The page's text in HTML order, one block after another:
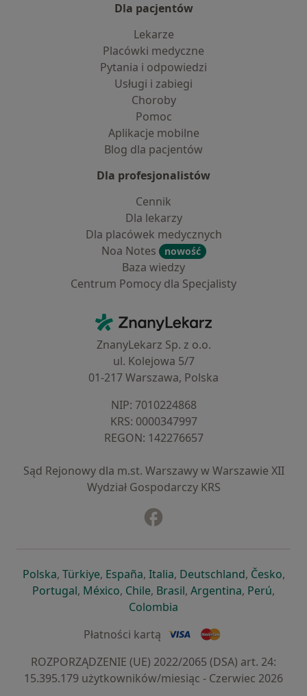
Dla pacjentów
Lekarze
Placówki medyczne
Pytania i odpowiedzi
Usługi i zabiegi
Choroby
Pomoc
Aplikacje mobilne
Blog dla pacjentów
Dla profesjonalistów
Cennik
Dla lekarzy
Dla placówek medycznych
Noa Notes
nowość
Baza wiedzy
Centrum Pomocy dla Specjalisty
ZnanyLekarz - Strona główna
ZnanyLekarz Sp. z o.o.
ul. Kolejowa 5/7
01-217 Warszawa, Polska
NIP: ⁠7010224868
KRS: ⁠0000347997
REGON: ⁠142276657
Sąd Rejonowy dla m.st. Warszawy w Warszawie XII
Wydział Gospodarczy KRS
Polskaotwiera się w nowej karcie
, Türkiyeotwiera się w nowej karcie
, Españaotwiera się w nowej karcie
, Italiaotwiera się w nowej
, Deutschlandotwiera się
, Česko,
Portugalotwiera się w nowej karcie
, Méxicootwiera się w nowej karcie
, Chileotwiera się w nowej karcie
, Brasilotwiera się w nowej
, Argentinaotwiera się
, Perú,
Colombia
Płatności kartą
ROZPORZĄDZENIE (UE) 2022/2065 (DSA) art. 24:
15.395.179 użytkowników/miesiąc - Czerwiec 2026